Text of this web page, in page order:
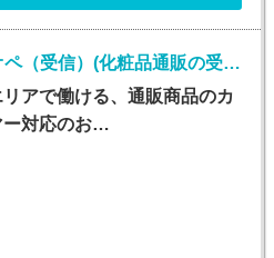
コールセンター・テレオペ（受信）(化粧品通販の受発信業務)
アで働ける、通販商品のカ
ー対応のお…